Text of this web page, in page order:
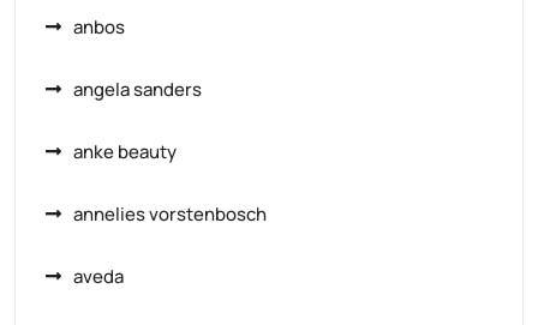
anbos
angela sanders
anke beauty
annelies vorstenbosch
aveda